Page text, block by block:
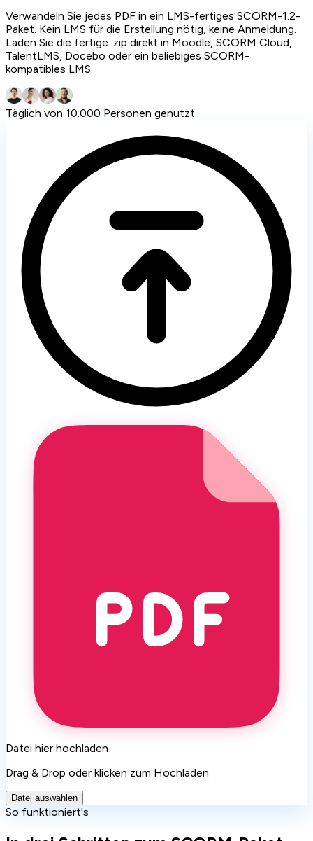
Verwandeln Sie jedes PDF in ein LMS-fertiges SCORM-1.2-
Paket. Kein LMS für die Erstellung nötig, keine Anmeldung.
Laden Sie die fertige .zip direkt in Moodle, SCORM Cloud,
TalentLMS, Docebo oder ein beliebiges SCORM-
kompatibles LMS.
Täglich von 10.000 Personen genutzt
Datei hier hochladen
Drag & Drop oder klicken zum Hochladen
Datei auswählen
So funktioniert's